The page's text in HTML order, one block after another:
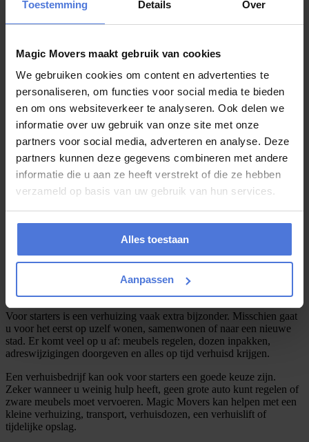
Toestemming Details Over
Magic Movers maakt gebruik van cookies
We gebruiken cookies om content en advertenties te
personaliseren, om functies voor social media te bieden
en om ons websiteverkeer te analyseren. Ook delen we
informatie over uw gebruik van onze site met onze
partners voor social media, adverteren en analyse. Deze
partners kunnen deze gegevens combineren met andere
informatie die u aan ze heeft verstrekt of die ze hebben
verzameld op basis van uw gebruik van hun services.
Alles toestaan
Aanpassen
voorbereiding
Een verhuizing hoeft niet chaotisch te zijn wanneer alles goed
geregeld wordt. Door op tijd te beginnen, duidelijke keuzes te
maken en professionele hulp in te schakelen, wordt het hele proces
een stuk prettiger.
Een paar handige tips:
Begin op tijd met sorteren
Gooi weg wat u niet meer gebruikt
Label verhuisdozen per kamer
Houd belangrijke spullen apart
Regel op tijd hulp of een verhuisbedrijf
Denk aan parkeerruimte bij beide adressen
Vraag indien nodig opslag of een verhuislift aan
Magic Movers neemt veel werk uit handen, zodat u zich kunt
richten op uw nieuwe woning of bedrijfslocatie.
Verhuizen als starter
Voor starters is een verhuizing vaak extra bijzonder. Misschien gaat
u voor het eerst op uzelf wonen, samenwonen of naar een nieuwe
stad. Er komt veel op u af: meubels regelen, dozen inpakken,
adreswijzigingen doorgeven en alles op tijd verhuisd krijgen.
Een verhuisbedrijf kan ook voor starters een goede keuze zijn.
Zeker wanneer u weinig hulp heeft, geen grote auto kunt regelen of
zware meubels moet vervoeren. Magic Movers kan helpen met een
kleine verhuizing, transport, verhuisdozen, een verhuislift of
tijdelijke opslag.